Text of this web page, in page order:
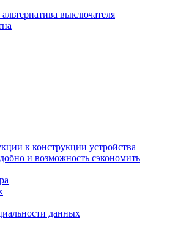
выключателя
к конструкции устройства
и возможность сэкономить
данных